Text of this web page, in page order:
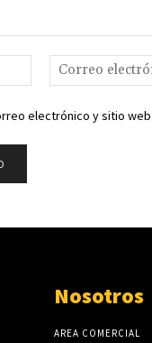
Nombre:*
electrónico y sitio
Nosotros
AREA COMERCIAL